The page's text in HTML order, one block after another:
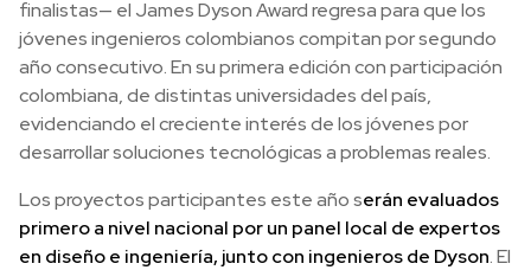
finalistas— el James Dyson Award regresa para que los
jóvenes ingenieros colombianos compitan por segundo
año consecutivo. En su primera edición con participación
colombiana, de distintas universidades del país,
evidenciando el creciente interés de los jóvenes por
desarrollar soluciones tecnológicas a problemas reales.
Los proyectos participantes este año serán evaluados
primero a nivel nacional por un panel local de expertos
en diseño e ingeniería, junto con ingenieros de Dyson. El